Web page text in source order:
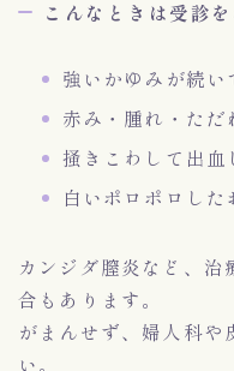
こんなときは受診
強いかゆみが続
赤み・腫れ・ただ
掻きこわして出血
白いポロポロし
カンジダ膣炎など、
合もあります。
がまんせず、婦人科や
い。